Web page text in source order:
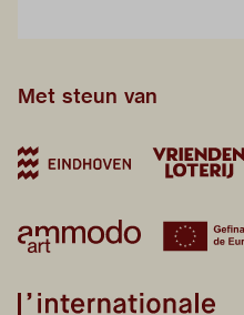
Met steun van